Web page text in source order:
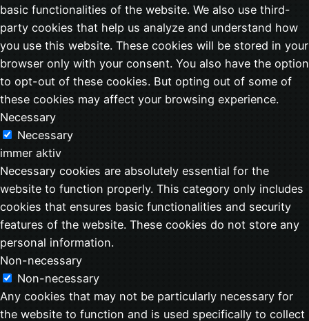
basic functionalities of the website. We also use third-
party cookies that help us analyze and understand how
you use this website. These cookies will be stored in your
browser only with your consent. You also have the option
to opt-out of these cookies. But opting out of some of
these cookies may affect your browsing experience.
Necessary
Necessary
immer aktiv
Necessary cookies are absolutely essential for the
website to function properly. This category only includes
cookies that ensures basic functionalities and security
features of the website. These cookies do not store any
personal information.
Non-necessary
Non-necessary
Any cookies that may not be particularly necessary for
the website to function and is used specifically to collect